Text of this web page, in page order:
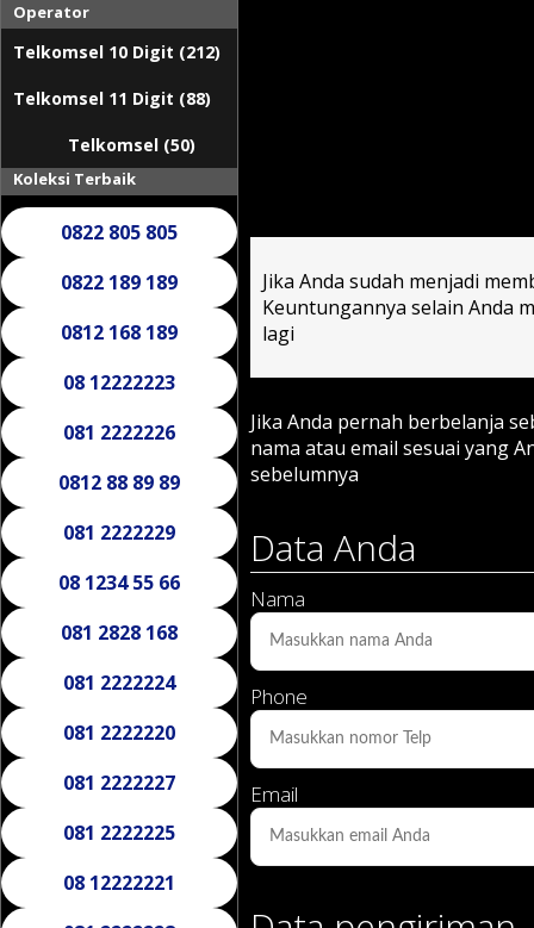
Operator
Telkomsel 10 Digit (212)
Telkomsel 11 Digit (88)
Telkomsel (50)
Koleksi Terbaik
0822 805 805
0822 189 189
0812 168 189
08 12222223
081 2222226
0812 88 89 89
081 2222229
08 1234 55 66
081 2828 168
081 2222224
081 2222220
081 2222227
081 2222225
08 12222221
Jika Anda sudah menjadi
Keuntungannya selain Anda
lagi
Jika Anda pernah berbelanja
nama atau email sesuai yang
sebelumnya
Data Anda
Nama
Phone
Email